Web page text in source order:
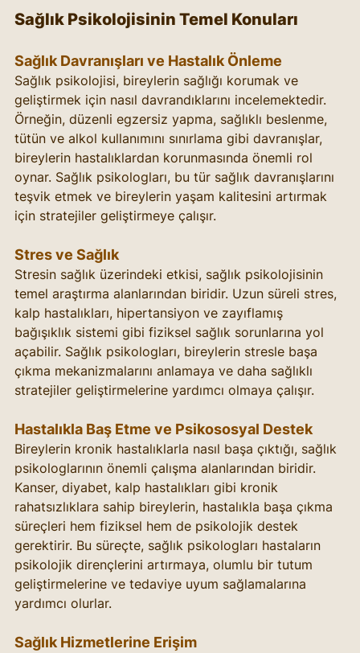
Sağlık Psikolojisinin Temel Konuları
Sağlık Davranışları ve Hastalık Önleme
Sağlık psikolojisi, bireylerin sağlığı korumak ve
geliştirmek için nasıl davrandıklarını incelemektedir.
Örneğin, düzenli egzersiz yapma, sağlıklı beslenme,
tütün ve alkol kullanımını sınırlama gibi davranışlar,
bireylerin hastalıklardan korunmasında önemli rol
oynar. Sağlık psikologları, bu tür sağlık davranışlarını
teşvik etmek ve bireylerin yaşam kalitesini artırmak
için stratejiler geliştirmeye çalışır.
Stres ve Sağlık
Stresin sağlık üzerindeki etkisi, sağlık psikolojisinin
temel araştırma alanlarından biridir. Uzun süreli stres,
kalp hastalıkları, hipertansiyon ve zayıflamış
bağışıklık sistemi gibi fiziksel sağlık sorunlarına yol
açabilir. Sağlık psikologları, bireylerin stresle başa
çıkma mekanizmalarını anlamaya ve daha sağlıklı
stratejiler geliştirmelerine yardımcı olmaya çalışır.
Hastalıkla Baş Etme ve Psikososyal Destek
Bireylerin kronik hastalıklarla nasıl başa çıktığı, sağlık
psikologlarının önemli çalışma alanlarından biridir.
Kanser, diyabet, kalp hastalıkları gibi kronik
rahatsızlıklara sahip bireylerin, hastalıkla başa çıkma
süreçleri hem fiziksel hem de psikolojik destek
gerektirir. Bu süreçte, sağlık psikologları hastaların
psikolojik dirençlerini artırmaya, olumlu bir tutum
geliştirmelerine ve tedaviye uyum sağlamalarına
yardımcı olurlar.
Sağlık Hizmetlerine Erişim